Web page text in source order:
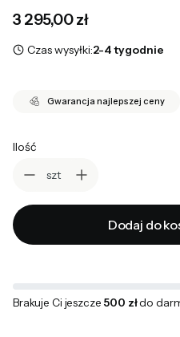
Cena
3 295,00 zł
Czas wysyłki:2-4 tygodnie
Gwarancja najlepszej ceny
Ilość
szt
Dodaj do
Brakuje Ci jeszcze 500 złdo